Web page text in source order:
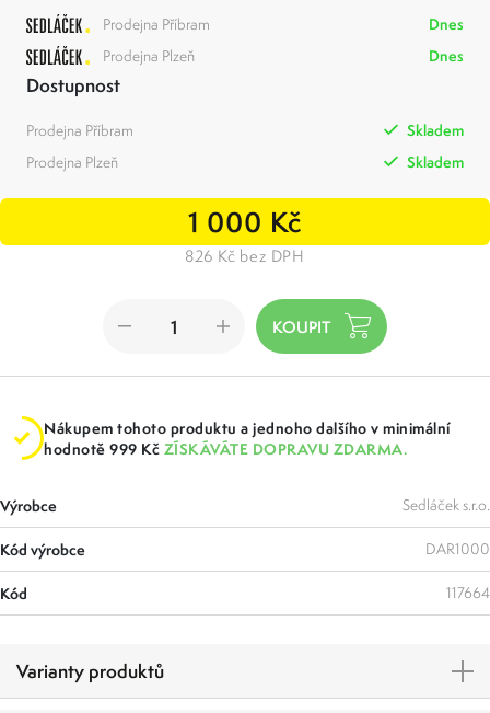
Prodejna Příbram
Dnes
Prodejna Plzeň
Dnes
Dostupnost
Prodejna Příbram
Skladem
Prodejna Plzeň
Skladem
1 000 Kč
826 Kč bez DPH
Nákupem tohoto produktu a jednoho dalšího v minimální
hodnotě 999 Kč ZÍSKÁVÁTE DOPRAVU ZDARMA.
Výrobce Sedláček s.r.o.
Kód výrobce DAR1000
Kód 117664
Varianty produktů